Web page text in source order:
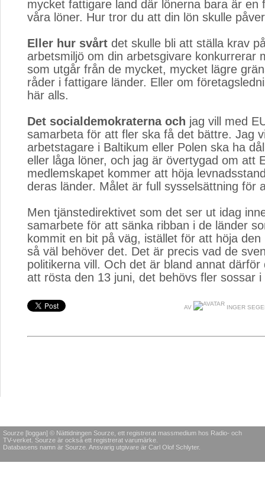
mycket fattigare land där lönerna bara är en
våra löner. Hur tror du att din lön skulle
Eller hur svårt det skulle bli att ställa krav
arbetsmiljö om din arbetsgivare konkurrerar
som utgår från de mycket, mycket lägre
råder i fattigare länder. Eller om
här alls.
Det socialdemokraterna och jag vill med
samarbeta för att fler ska få det bättre. Jag
arbetstagare i Baltikum eller Polen ska ha
eller låga löner, och jag är övertygad om att
medlemskapet kommer att höja
deras länder. Målet är full sysselsättning för
Men tjänstedirektivet som det ser ut idag
samarbete för att sänka ribban i de länder
kommit en bit på väg, istället för att höja
så väl behöver det. Det är precis vad de
politikerna vill. Och det är bland annat
att rösta den 13 juni, det behövs fler sossar i
AV INGER
Sourze [loggan] © Nättidningen Sourze, ett registrerat massmedium hos Radio- och
TV-verket. Sourze är också ett registrerat varumärke.
Databasens namn är Sourze. Ansvarig utgivare är Carl Olof Schlyter.